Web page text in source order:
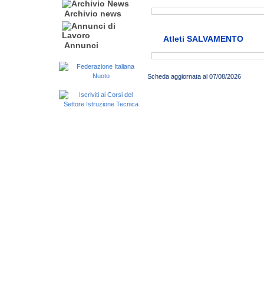
Archivio news
Annunci
Atleti SALVAMENTO
Scheda aggiornata al 07/08/2026